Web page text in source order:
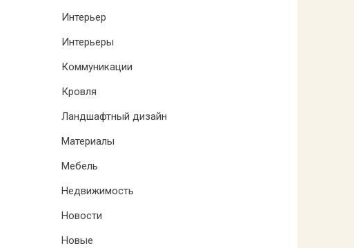
Интерьер
Интерьеры
Коммуникации
Кровля
Ландшафтный дизайн
Материалы
Мебель
Недвижимость
Новости
Новые